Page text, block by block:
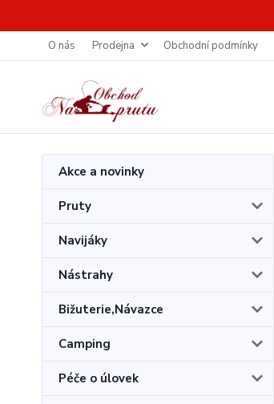
O nás Prodejna Obchodní podmínky
Akce a novinky
Pruty
Navijáky
Nástrahy
Bižuterie,Návazce
Camping
Péče o úlovek